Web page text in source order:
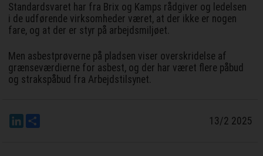
Standardsvaret har fra Brix og Kamps rådgiver og ledelsen
i de udførende virksomheder været, at der ikke er nogen
fare, og at der er styr på arbejdsmiljøet.
Men asbestprøverne på pladsen viser overskridelse af
grænseværdierne for asbest, og der har været flere påbud
og strakspåbud fra Arbejdstilsynet.
LinkedIn 13/2 2025